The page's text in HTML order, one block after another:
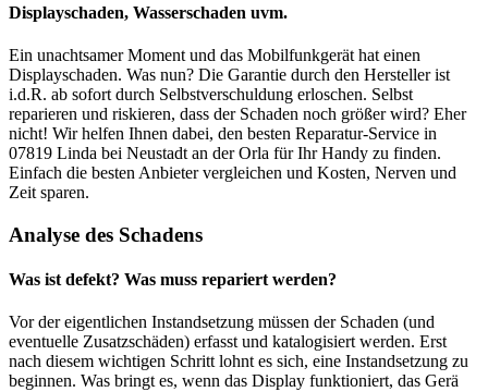
Displayschaden, Wasserschaden uvm.
Ein unachtsamer Moment und das Mobilfunkgerät hat einen
Displayschaden. Was nun? Die Garantie durch den Hersteller ist
i.d.R. ab sofort durch Selbstverschuldung erloschen. Selbst
reparieren und riskieren, dass der Schaden noch größer wird? Eher
nicht! Wir helfen Ihnen dabei, den besten Reparatur-Service in
07819 Linda bei Neustadt an der Orla für Ihr Handy zu finden.
Einfach die besten Anbieter vergleichen und Kosten, Nerven und
Zeit sparen.
Analyse des Schadens
Was ist defekt? Was muss repariert werden?
Vor der eigentlichen Instandsetzung müssen der Schaden (und
eventuelle Zusatzschäden) erfasst und katalogisiert werden. Erst
nach diesem wichtigen Schritt lohnt es sich, eine Instandsetzung zu
beginnen. Was bringt es, wenn das Display funktioniert, das Gerä